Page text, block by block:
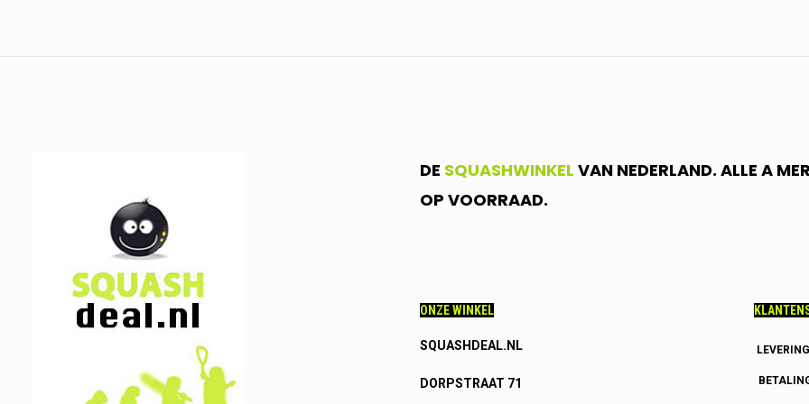
DE SQUASHWINKEL VAN NEDERLAND. ALLE A
OP VOORRAAD.
ONZE WINKEL
SQUASHDEAL.NL
DORPSTRAAT 71